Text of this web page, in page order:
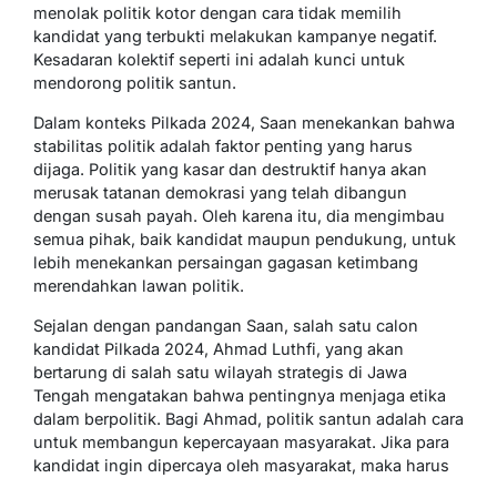
menolak politik kotor dengan cara tidak memilih
kandidat yang terbukti melakukan kampanye negatif.
Kesadaran kolektif seperti ini adalah kunci untuk
mendorong politik santun.
Dalam konteks Pilkada 2024, Saan menekankan bahwa
stabilitas politik adalah faktor penting yang harus
dijaga. Politik yang kasar dan destruktif hanya akan
merusak tatanan demokrasi yang telah dibangun
dengan susah payah. Oleh karena itu, dia mengimbau
semua pihak, baik kandidat maupun pendukung, untuk
lebih menekankan persaingan gagasan ketimbang
merendahkan lawan politik.
Sejalan dengan pandangan Saan, salah satu calon
kandidat Pilkada 2024, Ahmad Luthfi, yang akan
bertarung di salah satu wilayah strategis di Jawa
Tengah mengatakan bahwa pentingnya menjaga etika
dalam berpolitik. Bagi Ahmad, politik santun adalah cara
untuk membangun kepercayaan masyarakat. Jika para
kandidat ingin dipercaya oleh masyarakat, maka harus